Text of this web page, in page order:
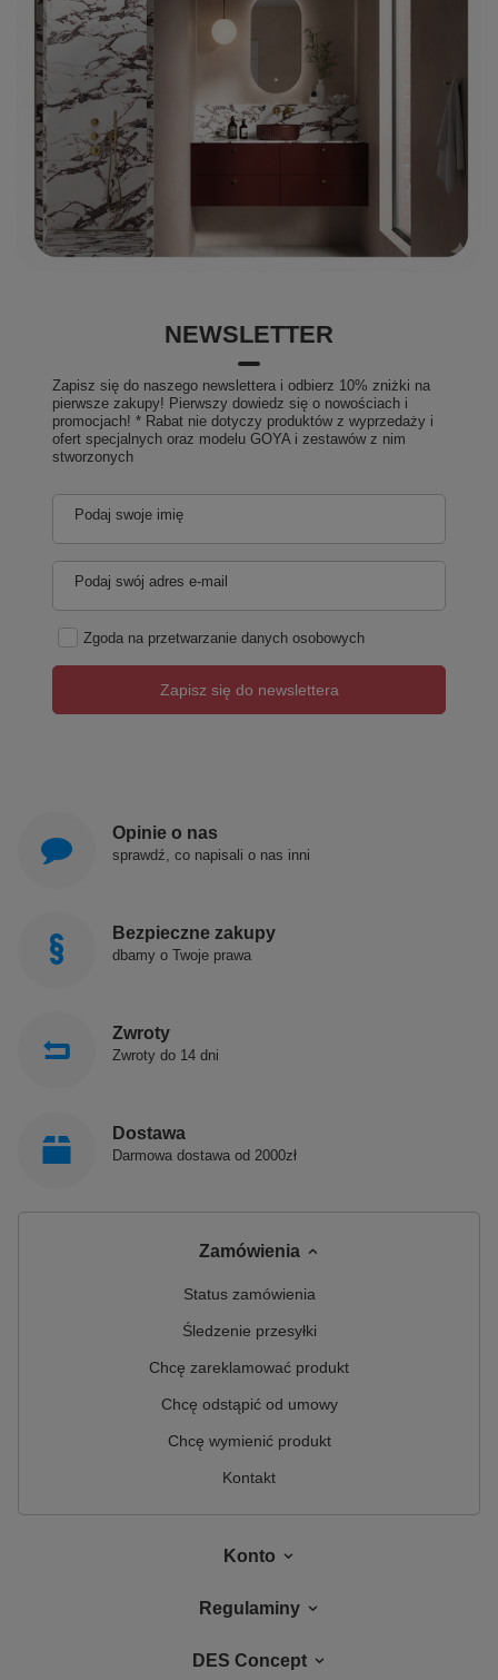
NEWSLETTER
Zapisz się do naszego newslettera i odbierz 10% zniżki na
pierwsze zakupy! Pierwszy dowiedz się o nowościach i
promocjach! * Rabat nie dotyczy produktów z wyprzedaży i
ofert specjalnych oraz modelu GOYA i zestawów z nim
stworzonych
Podaj swoje imię
Podaj swój adres e-mail
Zgoda na przetwarzanie danych osobowych
Zapisz się do newslettera
Opinie o nas
sprawdź, co napisali o nas inni
Bezpieczne zakupy
dbamy o Twoje prawa
Zwroty
Zwroty do 14 dni
Dostawa
Darmowa dostawa od 2000zł
Zamówienia
Status zamówienia
Śledzenie przesyłki
Chcę zareklamować produkt
Chcę odstąpić od umowy
Chcę wymienić produkt
Kontakt
Konto
Regulaminy
DES Concept